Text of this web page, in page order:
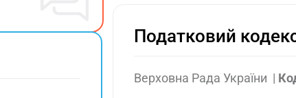
Податковий
Верховна Рада України |